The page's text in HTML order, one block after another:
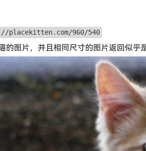
placekitten.com/960/540
的图片，并且相同尺寸的图片返回似乎